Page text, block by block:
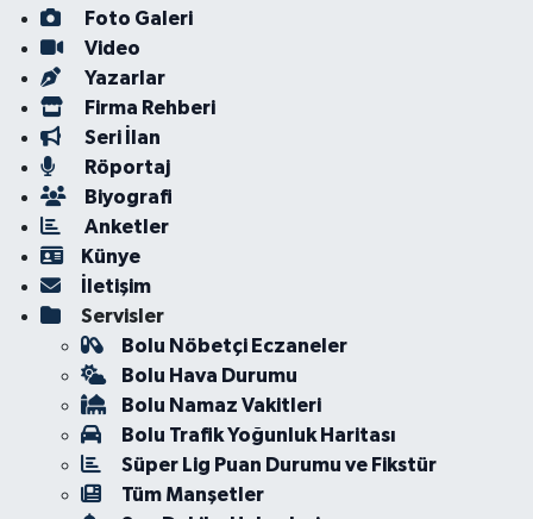
Foto Galeri
Video
Yazarlar
Firma Rehberi
Seri İlan
Röportaj
Biyografi
Anketler
Künye
İletişim
Servisler
Bolu Nöbetçi Eczaneler
Bolu Hava Durumu
Bolu Namaz Vakitleri
Bolu Trafik Yoğunluk Haritası
Süper Lig Puan Durumu ve Fikstür
Tüm Manşetler